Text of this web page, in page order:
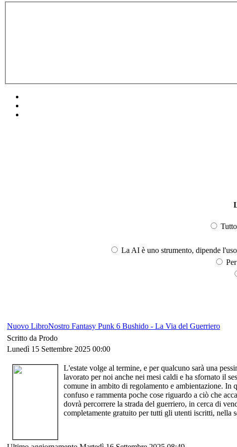
La AI è uno strumento, dipende
Nuovo LibroNostro Fantasy Punk 6 Bushido - La Via del Guerriero
Scritto da Prodo
Lunedì 15 Settembre 2025 00:00
L'estate volge al termine, e per qualcuno sarà una
lavorato per noi anche nei mesi caldi e ha sfornato il
comune in ambito di regolamento e ambientazione. In
confuso e rammenta poche cose riguardo a ciò che
dovrà percorrere la strada del guerriero, in cerca di
completamente gratuito per tutti gli utenti iscritti, nella